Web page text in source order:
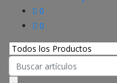
0
0
Search
for: